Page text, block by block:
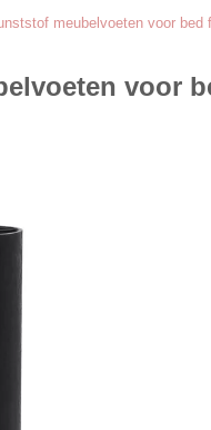
meubelvoeten voor
voor